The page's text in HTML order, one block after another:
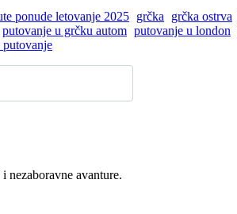
ponude letovanje 2025 grčka grčka ostrva
putovanje u grčku autom putovanje u london
nezaboravne avanture.